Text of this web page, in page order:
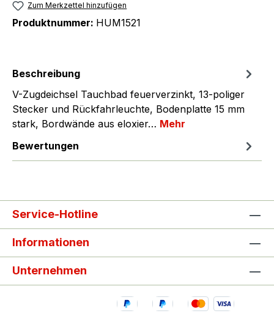
Zum Merkzettel hinzufügen
Produktnummer: HUM1521
Beschreibung
V-Zugdeichsel Tauchbad feuerverzinkt, 13-poliger
Stecker und Rückfahrleuchte, Bodenplatte 15 mm
stark, Bordwände aus eloxier… Mehr
Bewertungen
Service-Hotline
Informationen
Unternehmen